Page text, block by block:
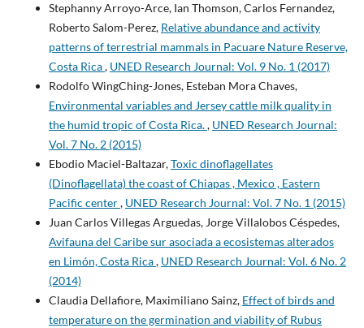
Stephanny Arroyo-Arce, Ian Thomson, Carlos Fernandez,
Roberto Salom-Perez, Relative abundance and activity
patterns of terrestrial mammals in Pacuare Nature Reserve,
Costa Rica, UNED Research Journal: Vol. 9 No. 1 (2017)
Rodolfo WingChing-Jones, Esteban Mora Chaves,
Environmental variables and Jersey cattle milk quality in
the humid tropic of Costa Rica., UNED Research Journal:
Vol. 7 No. 2 (2015)
Ebodio Maciel-Baltazar,Toxic dinoflagellates
(Dinoflagellata) the coast of Chiapas , Mexico , Eastern
Pacific center, UNED Research Journal: Vol. 7 No. 1 (2015)
Juan Carlos Villegas Arguedas, Jorge Villalobos Céspedes,
Avifauna del Caribe sur asociada a ecosistemas alterados
en Limón, Costa Rica, UNED Research Journal: Vol. 6 No. 2
(2014)
Claudia Dellafiore, Maximiliano Sainz, Effect of birds and
temperature on the germination and viability of Rubus